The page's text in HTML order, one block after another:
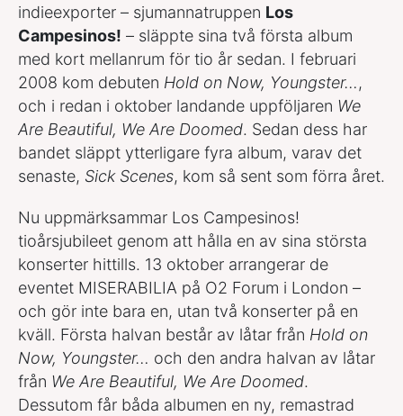
indieexporter – sjumannatruppen Los
Campesinos! – släppte sina två första album
med kort mellanrum för tio år sedan. I februari
2008 kom debuten Hold on Now, Youngster…,
och i redan i oktober landande uppföljaren We
Are Beautiful, We Are Doomed. Sedan dess har
bandet släppt ytterligare fyra album, varav det
senaste, Sick Scenes, kom så sent som förra året.
Nu uppmärksammar Los Campesinos!
tioårsjubileet genom att hålla en av sina största
konserter hittills. 13 oktober arrangerar de
eventet MISERABILIA på O2 Forum i London –
och gör inte bara en, utan två konserter på en
kväll. Första halvan består av låtar från Hold on
Now, Youngster… och den andra halvan av låtar
från We Are Beautiful, We Are Doomed.
Dessutom får båda albumen en ny, remastrad